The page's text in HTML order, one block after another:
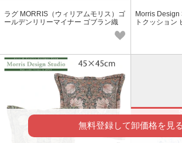
ラグ MORRIS（ウィリアムモリス）ゴ
ールデンリリーマイナー ゴブラン織
Morris Design
トクッション
無料登録して卸価格を見る